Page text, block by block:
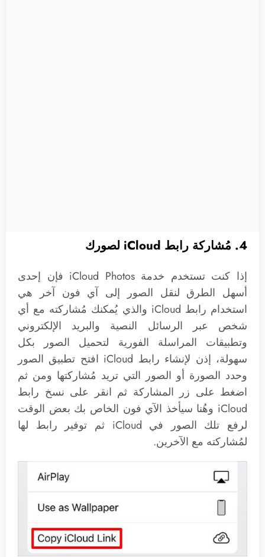
4. مُشاركة رابط iCloud لصورك
إذا كنت تستخدم خدمة iCloud Photos فإن إحدى
أسهل الطرق لنقل الصور إلى آي فون آخر هي
استخدام رابط iCloud والذي يُمكنك مُشاركته مع أي
شخص عبر الرسائل النصية والبريد الإلكتروني
وتطبيقات المراسلة الفورية لتحميل الصور بكل
سهولة، إذن لإنشاء رابط iCloud افتح تطبيق الصور
وحدد الصورة أو الصور التي تريد مُشاركتها ومن ثم
اضغط على زر المشاركة ثم انقر على نسخ رابط
iCloud وهُنا سيأخذ الآي فون الخاص بك بعض الوقت
لرفع تلك الصور في iCloud ثم توفير رابط لها
لمُشاركته مع الآخرين.